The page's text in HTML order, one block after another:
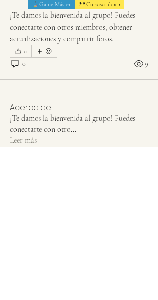
Game Máster Curioso lúdico
¡Te damos la bienvenida al grupo! Puedes
conectarte con otros miembros, obtener
actualizaciones y compartir fotos.
0
0 9
Acerca de
¡Te damos la bienvenida al grupo! Puedes
conectarte con otro...
Leer más